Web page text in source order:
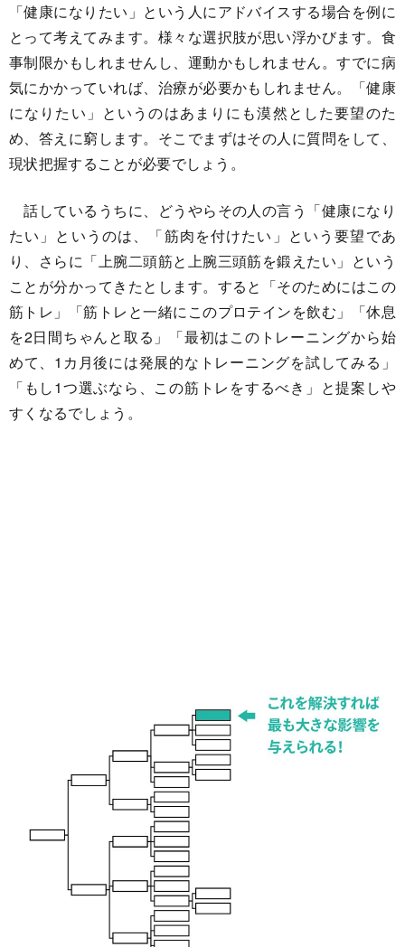
「健康になりたい」という人にアドバイスする場合を例に
とって考えてみます。様々な選択肢が思い浮かびます。食
事制限かもしれませんし、運動かもしれません。すでに病
気にかかっていれば、治療が必要かもしれません。「健康
になりたい」というのはあまりにも漠然とした要望のた
め、答えに窮します。そこでまずはその人に質問をして、
現状把握することが必要でしょう。
話しているうちに、どうやらその人の言う「健康になり
たい」というのは、「筋肉を付けたい」という要望であ
り、さらに「上腕二頭筋と上腕三頭筋を鍛えたい」という
ことが分かってきたとします。すると「そのためにはこの
筋トレ」「筋トレと一緒にこのプロテインを飲む」「休息
を2日間ちゃんと取る」「最初はこのトレーニングから始
めて、1カ月後には発展的なトレーニングを試してみる」
「もし1つ選ぶなら、この筋トレをするべき」と提案しや
すくなるでしょう。